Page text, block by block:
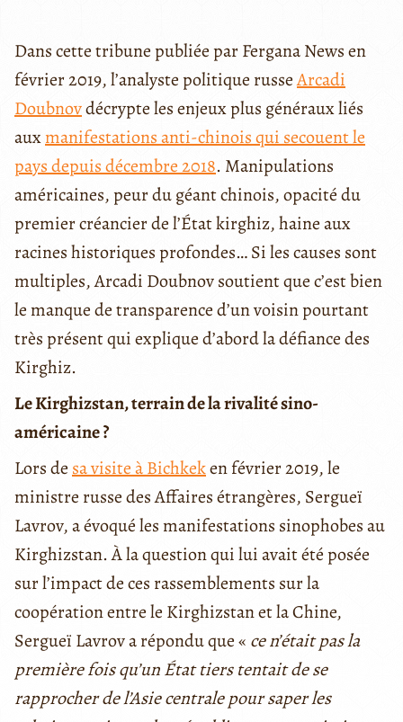
Dans cette tribune publiée par Fergana News en
février 2019, l’analyste politique russeArcadi
Doubnovdécrypte les enjeux plus généraux liés
auxmanifestations anti-chinois qui secouent le
pays depuis décembre 2018. Manipulations
américaines, peur du géant chinois, opacité du
premier créancier de l’État kirghiz, haine aux
racines historiques profondes… Si les causes sont
multiples, Arcadi Doubnov soutient que c’est bien
le manque de transparence d’un voisin pourtant
très présent qui explique d’abord la défiance des
Kirghiz.
Le Kirghizstan, terrain de la rivalité sino-
américaine ?
Lors de sa visite à Bichkeken février 2019, le
ministre russe des Affaires étrangères, Sergueï
Lavrov, a évoqué les manifestations sinophobes au
Kirghizstan. À la question qui lui avait été posée
sur l’impact de ces rassemblements sur la
coopération entre le Kirghizstan et la Chine,
Sergueï Lavrov a répondu que « ce n’était pas la
première fois qu’un État tiers tentait de se
rapprocher de l’Asie centrale pour saper les